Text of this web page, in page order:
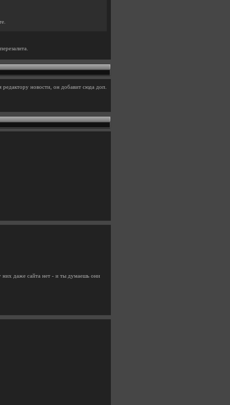
новости, он добавит сюда доп.
них даже сайта нет - и ты думаешь они